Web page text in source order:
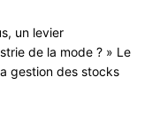
un levier
de la mode ? » Le
gestion des stocks